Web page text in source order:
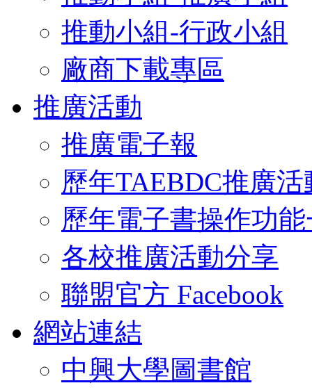
推動小組-行政小組
廠商下載專區
推廣活動
推廣電子報
歷年TAEBDC推廣活
歷年電子書操作功
各校推廣活動分享
聯盟官方 Facebook
網站連結
中興大學圖書館